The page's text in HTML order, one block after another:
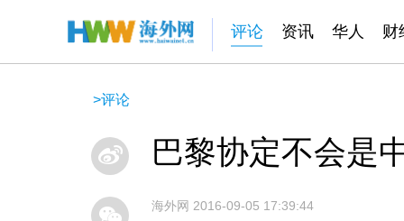
评论 资讯 华人 财
>评论
巴黎协定不会是
海外网 2016-09-05 17:39:44